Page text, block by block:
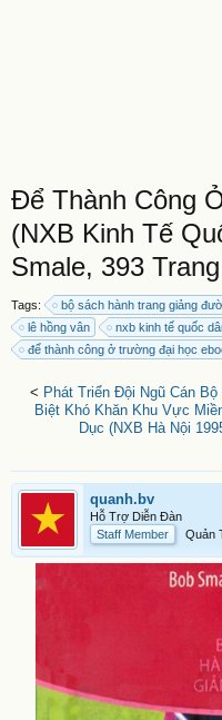
Để Thành Công
(NXB Kinh Tế
Smale, 393 Trang
Tags: bộ sách hành trang giảng
lê hồng vân
nxb kinh tế quốc
để thành công ở trường đại học
< Phát Triển Đội Ngũ Cán
Biệt Khó Khăn Khu Vực
Dục (NXB Hà Nội
quanh.bv
Hỗ Trợ Diễn Đàn
Staff Member
Quản